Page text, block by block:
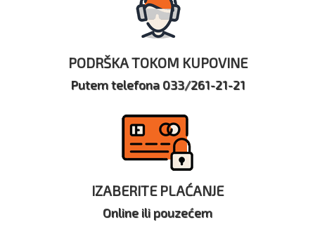
PODRŠKA TOKOM KUPOVINE
Putem telefona 033/261-21-21
IZABERITE PLAĆANJE
Online ili pouzećem